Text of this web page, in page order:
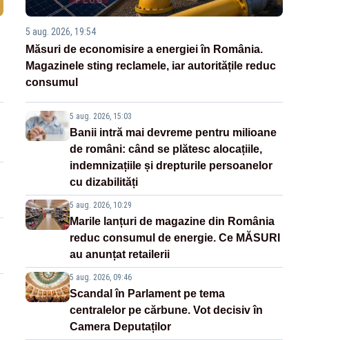
5 aug. 2026, 19:54
Măsuri de economisire a energiei în România.
Magazinele sting reclamele, iar autoritățile reduc
consumul
5 aug. 2026, 15:03
Banii intră mai devreme pentru milioane
de români: când se plătesc alocațiile,
indemnizațiile și drepturile persoanelor
cu dizabilități
5 aug. 2026, 10:29
Marile lanțuri de magazine din România
reduc consumul de energie. Ce MĂSURI
au anunțat retailerii
5 aug. 2026, 09:46
Scandal în Parlament pe tema
centralelor pe cărbune. Vot decisiv în
Camera Deputaților